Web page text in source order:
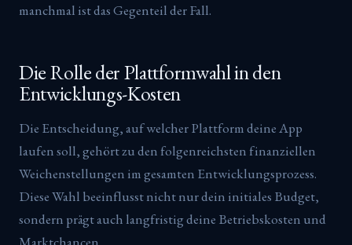
manchmal ist das Gegenteil der Fall.
Die Rolle der Plattformwahl in den
Entwicklungs-Kosten
Die Entscheidung, auf welcher Plattform deine App
laufen soll, gehört zu den folgenreichsten finanziellen
Weichenstellungen im gesamten Entwicklungsprozess.
Diese Wahl beeinflusst nicht nur dein initiales Budget,
sondern prägt auch langfristig deine Betriebskosten und